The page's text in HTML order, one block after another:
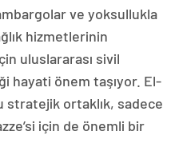
ve yoksullukla
hizmetlerinin
uluslararası sivil
hayati önem taşıyor. El-
stratejik ortaklık, sadece
için de önemli bir